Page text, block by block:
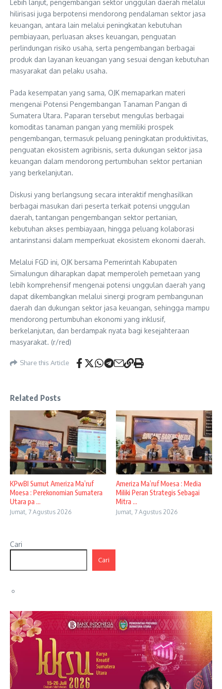
Lebih lanjut, pengembangan sektor unggulan daerah melalui
hilirisasi juga berpotensi mendorong pendalaman sektor jasa
keuangan, antara lain melalui peningkatan kebutuhan
pembiayaan, perluasan akses keuangan, penguatan
perlindungan risiko usaha, serta pengembangan berbagai
produk dan layanan keuangan yang sesuai dengan kebutuhan
masyarakat dan pelaku usaha.
Pada kesempatan yang sama, OJK memaparkan materi
mengenai Potensi Pengembangan Tanaman Pangan di
Sumatera Utara. Paparan tersebut mengulas berbagai
komoditas tanaman pangan yang memiliki prospek
pengembangan, termasuk peluang peningkatan produktivitas,
penguatan ekosistem agribisnis, serta dukungan sektor jasa
keuangan dalam mendorong pertumbuhan sektor pertanian
yang berkelanjutan.
Diskusi yang berlangsung secara interaktif menghasilkan
berbagai masukan dari peserta terkait potensi unggulan
daerah, tantangan pengembangan sektor pertanian,
kebutuhan akses pembiayaan, hingga peluang kolaborasi
antarinstansi dalam memperkuat ekosistem ekonomi daerah.
Melalui FGD ini, OJK bersama Pemerintah Kabupaten
Simalungun diharapkan dapat memperoleh pemetaan yang
lebih komprehensif mengenai potensi unggulan daerah yang
dapat dikembangkan melalui sinergi program pembangunan
daerah dan dukungan sektor jasa keuangan, sehingga mampu
mendorong pertumbuhan ekonomi yang inklusif,
berkelanjutan, dan berdampak nyata bagi kesejahteraan
masyarakat. (r/red)
Share this Article
Related Posts
KPwBI Sumut Ameriza Ma’ruf
Moesa : Perekonomian Sumatera
Utara pa ...
Jumat, 7 Agustus 2026
Ameriza Ma’ruf Moesa : Media
Miliki Peran Strategis Sebagai
Mitra ...
Jumat, 7 Agustus 2026
Cari
Cari